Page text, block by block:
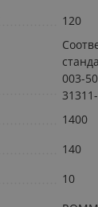
120
003-
1400
140
10